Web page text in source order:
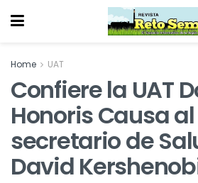
Home UAT
Confiere la UAT
Honoris Causa al
secretario de
David